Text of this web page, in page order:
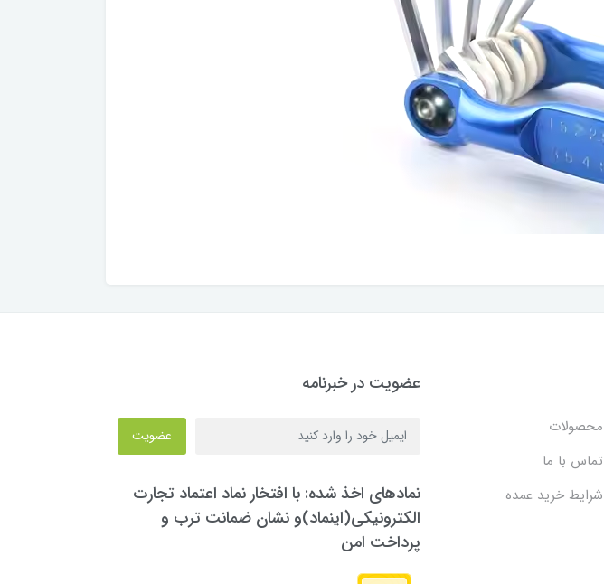
محصولات
تماس با ما
شرایط خرید عمده
عضویت در خبرنامه
عضویت
نمادهای اخذ شده: با افتخار نماد اعتماد تجارت
الکترونیکی(اینماد)و نشان ضمانت ترب و
پرداخت امن